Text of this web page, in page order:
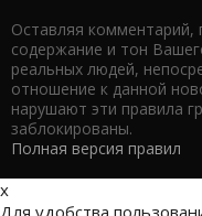
Оставляя
содержание и тон
реальных людей,
отношение к данной
нарушают эти правила
заблокированы.
Полная версия правил
x